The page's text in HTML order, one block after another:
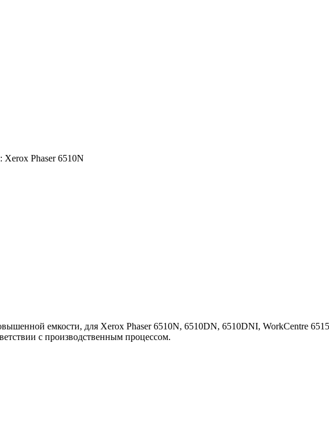
Xerox Phaser 6510N
емкости, для Xerox Phaser 6510N, 6510DN, 6510DNI, WorkCentre
с производственным процессом.